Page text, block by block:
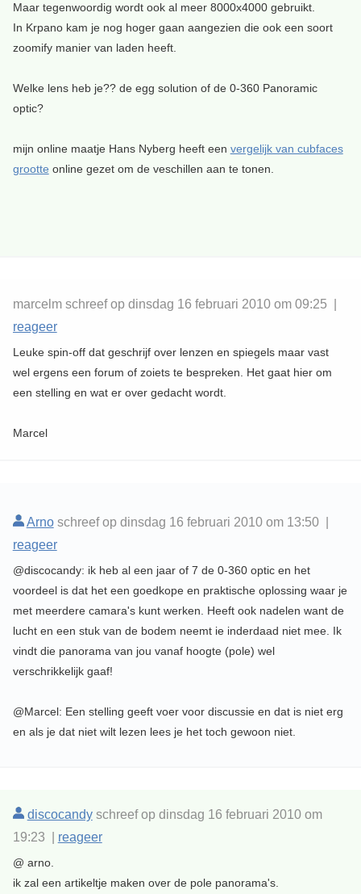
Maar tegenwoordig wordt ook al meer 8000x4000 gebruikt.
In Krpano kam je nog hoger gaan aangezien die ook een soort
zoomify manier van laden heeft.
Welke lens heb je?? de egg solution of de 0-360 Panoramic
optic?
mijn online maatje Hans Nyberg heeft een vergelijk van cubfaces
grootte online gezet om de veschillen aan te tonen.
marcelm schreef op dinsdag 16 februari 2010 om 09:25 |
reageer
Leuke spin-off dat geschrijf over lenzen en spiegels maar vast
wel ergens een forum of zoiets te bespreken. Het gaat hier om
een stelling en wat er over gedacht wordt.
Marcel
Arnoschreef op dinsdag 16 februari 2010 om 13:50 |
reageer
@discocandy: ik heb al een jaar of 7 de 0-360 optic en het
voordeel is dat het een goedkope en praktische oplossing waar je
met meerdere camara's kunt werken. Heeft ook nadelen want de
lucht en een stuk van de bodem neemt ie inderdaad niet mee. Ik
vindt die panorama van jou vanaf hoogte (pole) wel
verschrikkelijk gaaf!
@Marcel: Een stelling geeft voer voor discussie en dat is niet erg
en als je dat niet wilt lezen lees je het toch gewoon niet.
discocandyschreef op dinsdag 16 februari 2010 om
19:23 | reageer
@ arno.
ik zal een artikeltje maken over de pole panorama's.